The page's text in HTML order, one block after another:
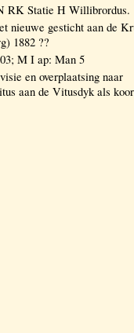
RK Statie H Willibrordus.
nieuwe gesticht aan de
1882 ??
M I ap: Man 5
en overplaatsing naar
aan de Vitusdyk als